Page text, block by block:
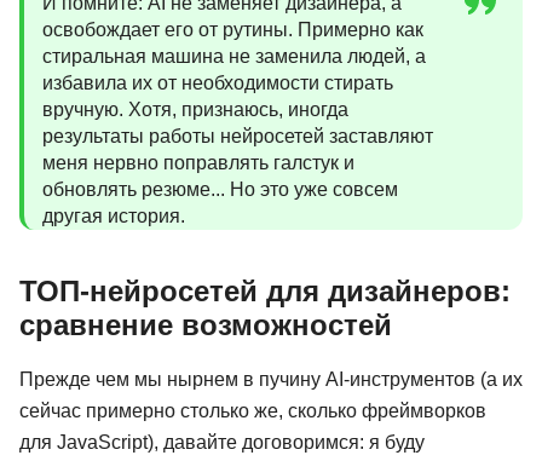
освобождает его от рутины. Примерно как
стиральная машина не заменила людей, а
избавила их от необходимости стирать
вручную. Хотя, признаюсь, иногда
результаты работы нейросетей заставляют
меня нервно поправлять галстук и
обновлять резюме... Но это уже совсем
другая история.
ТОП-нейросетей для дизайнеров:
сравнение возможностей
Прежде чем мы нырнем в пучину AI-инструментов (а их
сейчас примерно столько же, сколько фреймворков
для JavaScript), давайте договоримся: я буду